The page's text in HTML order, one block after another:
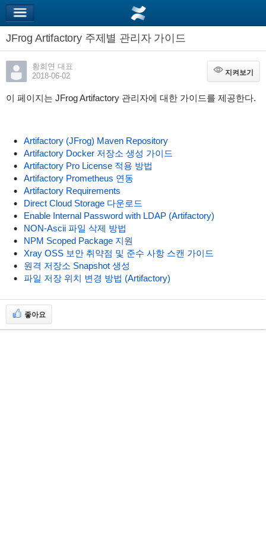
JFrog Artifactory 주제별 관리자 가이드
황희연 대표
2018-06-02
지켜보기
지켜보기
이 페이지는 JFrog Artifactory 관리자에 대한 가이드를 제공한다.
Artifactory (JFrog) Maven Repository
Artifactory Docker 저장소 생성 가이드
Artifactory Pro License 적용 방법
Artifactory Prometheus 연동
Artifactory Requirements
Direct Cloud Storage 다운로드
Enable Internal Password with LDAP (Artifactory)
NON-Ascii 파일 삭제 방법
NPM Scoped Package 지원
Xray OSS 보안 취약점 및 준수 사항 스캔 가이드
원격 저장소 Snapshot 생성
파일 저장 위치 변경 방법 (Artifactory)
좋아요